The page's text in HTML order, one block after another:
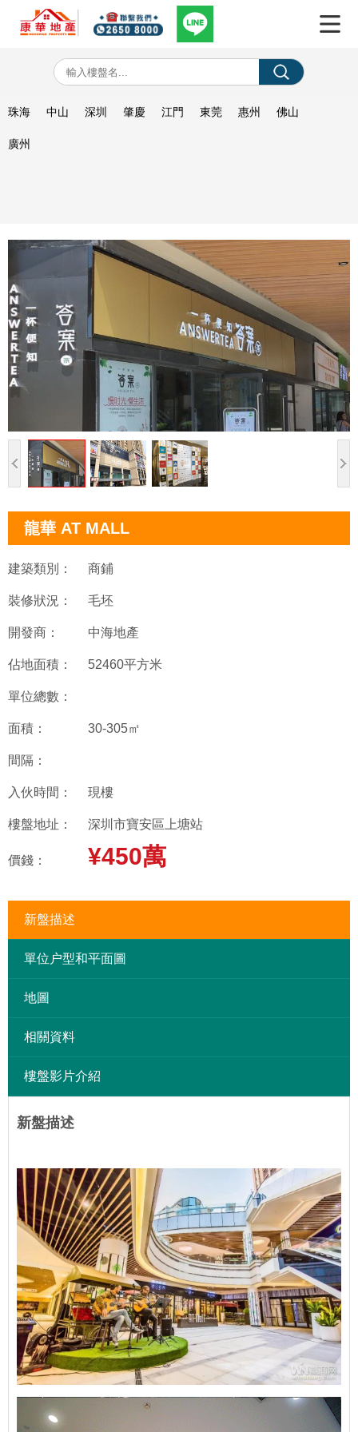
珠海 中山 深圳 肇慶 江門 東莞 惠州 佛山
廣州
龍華 AT MALL
建築類別： 商鋪
裝修狀況： 毛坯
開發商： 中海地產
佔地面積： 52460平方米
單位總數：
面積： 30-305㎡
間隔：
入伙時間： 現樓
樓盤地址： 深圳市寶安區上塘站
價錢： ¥450萬
新盤描述
單位户型和平面圖
地圖
相關資料
樓盤影片介紹
新盤描述